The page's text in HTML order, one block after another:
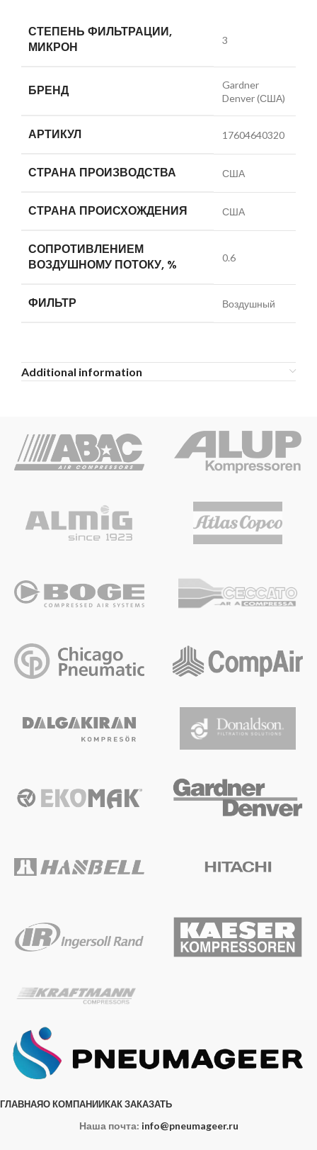
СТЕПЕНЬ ФИЛЬТРАЦИИ,
МИКРОН
3
БРЕНД
Gardner
Denver (США)
АРТИКУЛ 17604640320
СТРАНА ПРОИЗВОДСТВА США
СТРАНА ПРОИСХОЖДЕНИЯ США
СОПРОТИВЛЕНИЕМ
ВОЗДУШНОМУ ПОТОКУ, %
0.6
ФИЛЬТР Воздушный
Additional information
ГЛАВНАЯО КОМПАНИИКАК ЗАКАЗАТЬ
Наша почта: info@pneumageer.ru